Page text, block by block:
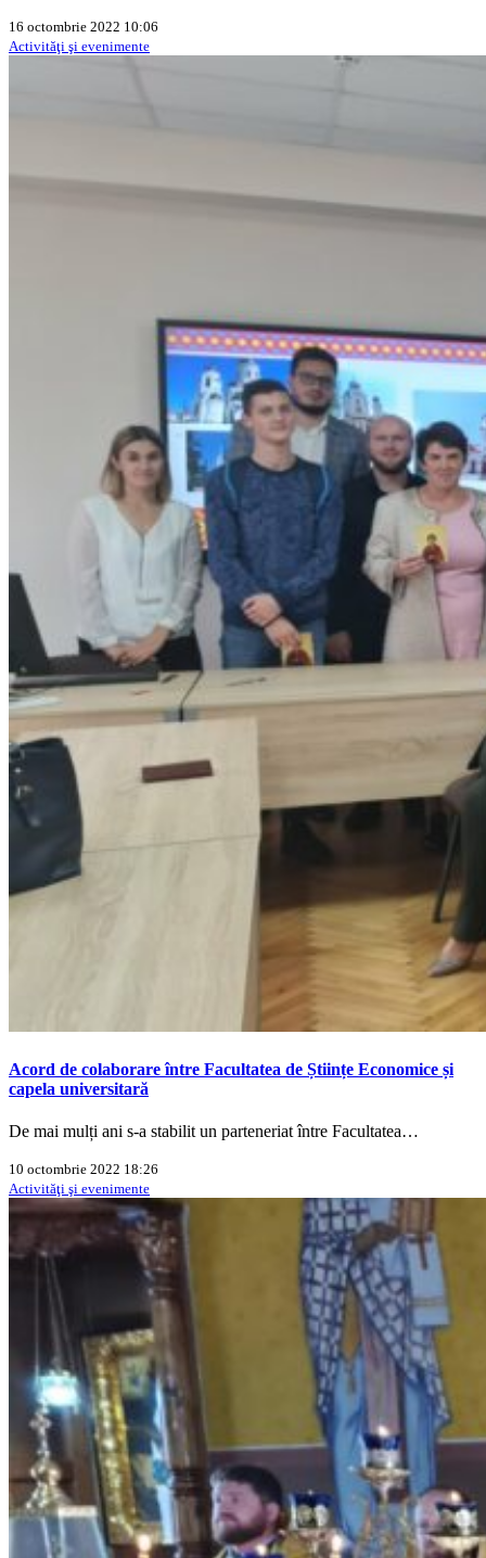
16 octombrie 2022 10:06
Activităţi şi evenimente
Acord de colaborare între Facultatea de Științe Economice și
capela universitară
De mai mulți ani s-a stabilit un parteneriat între Facultatea…
10 octombrie 2022 18:26
Activităţi şi evenimente